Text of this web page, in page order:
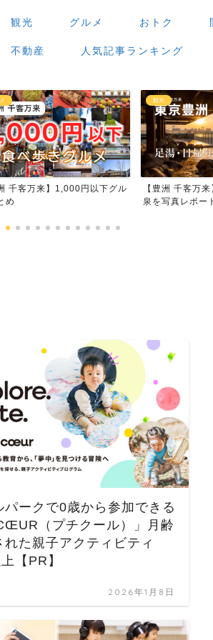
観光 グルメ おトク
不動産 人気記事ランキング
円以下グル
観光
【豊洲 千客万来】足湯・日帰
泉を写真レポート
パークで0歳から参加できる
（プチクール）」月齢
れた親子アクティビティ
【PR】
2026年1月8日